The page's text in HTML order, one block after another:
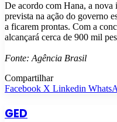
De acordo com Hana, a nova
prevista na ação do governo
a ficarem prontas. Com a
alcançará cerca de 900 mil
Fonte: Agência Brasil
Compartilhar
Facebook X Linkedin
GED